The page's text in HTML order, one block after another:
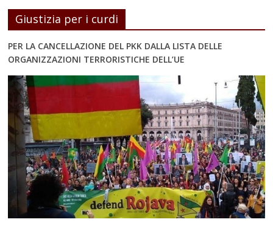
Giustizia per i curdi
PER LA CANCELLAZIONE DEL PKK DALLA LISTA DELLE
ORGANIZZAZIONI TERRORISTICHE DELL’UE